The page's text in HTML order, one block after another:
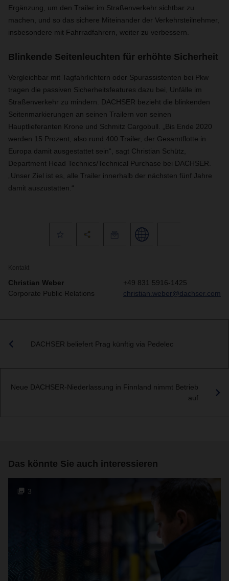
Ergänzung, um den Trailer im Straßenverkehr sichtbar zu
machen, und so das sichere Miteinander der Verkehrsteilnehmer,
insbesondere mit Fahrradfahrern, weiter zu verbessern.
Blinkende Seitenleuchten für erhöhte Sicherheit
Vergleichbar mit Tagfahrlichtern oder Spurassistenten bei Pkw
tragen die passiven Sicherheitsfeatures dazu bei, Unfälle im
Straßenverkehr zu mindern. DACHSER bezieht die blinkenden
Seitenmarkierungen an seinen Trailern von seinen
Hauptlieferanten Krone und Schmitz Cargobull. „Bis Ende 2020
werden 15 Prozent, also rund 400 Trailer, der Gesamtflotte in
Europa damit ausgestattet sein“, sagt Christian Schütz,
Department Head Technics/Technical Purchase bei DACHSER.
„Unser Ziel ist es, alle Trailer innerhalb der nächsten fünf Jahre
damit auszustatten.“
Kontakt
Christian Weber
Corporate Public Relations
+49 831 5916-1425
christian.weber@dachser.com
DACHSER beliefert Prag künftig via Pedelec
Neue DACHSER-Niederlassung in Finnland nimmt Betrieb
auf
Das könnte Sie auch interessieren
3